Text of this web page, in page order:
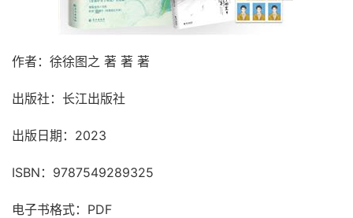
作者：徐徐图之 著 著 著
出版社：长江出版社
出版日期：2023
ISBN：9787549289325
电子书格式：PDF